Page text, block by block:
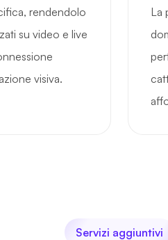
rendendolo
su video e live
visiva.
La
Servizi aggiuntivi